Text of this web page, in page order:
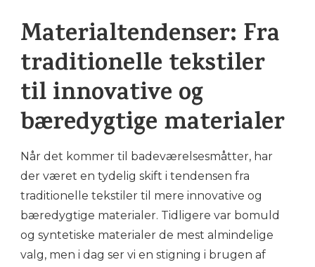
Materialtendenser: Fra
traditionelle tekstiler
til innovative og
bæredygtige materialer
Når det kommer til badeværelsesmåtter, har
der været en tydelig skift i tendensen fra
traditionelle tekstiler til mere innovative og
bæredygtige materialer. Tidligere var bomuld
og syntetiske materialer de mest almindelige
valg, men i dag ser vi en stigning i brugen af